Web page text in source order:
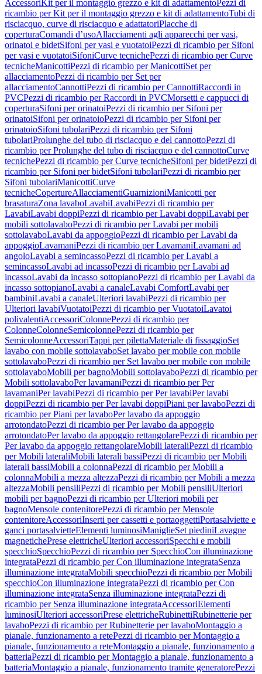
AccessoriKit per il montaggio grezzo e kit di adattamentoPezzi di
ricambio per Kit per il montaggio grezzo e kit di adattamentoTubi di
risciacquo, curve di risciacquo e adattatoriPlacche di
coperturaComandi d’usoAllacciamenti agli apparecchi per vasi,
orinatoi e bidetSifoni per vasi e vuotatoiPezzi di ricambio per Sifoni
per vasi e vuotatoiSifoniCurve tecnichePezzi di ricambio per Curve
tecnicheManicottiPezzi di ricambio per ManicottiSet per
allacciamentoPezzi di ricambio per Set per
allacciamentoCannottiPezzi di ricambio per CannottiRaccordi in
PVCPezzi di ricambio per Raccordi in PVCMorsetti e cappucci di
coperturaSifoni per orinatoiPezzi di ricambio per Sifoni per
orinatoiSifoni per orinatoioPezzi di ricambio per Sifoni per
orinatoioSifoni tubolariPezzi di ricambio per Sifoni
tubolariProlunghe del tubo di risciacquo e del cannottoPezzi di
ricambio per Prolunghe del tubo di risciacquo e del cannottoCurve
tecnichePezzi di ricambio per Curve tecnicheSifoni per bidetPezzi di
ricambio per Sifoni per bidetSifoni tubolariPezzi di ricambio per
Sifoni tubolariManicottiCurve
tecnicheCopertureAllacciamentiGuarnizioniManicotti per
brasaturaZona lavaboLavabiLavabiPezzi di ricambio per
LavabiLavabi doppiPezzi di ricambio per Lavabi doppiLavabi per
mobili sottolavaboPezzi di ricambio per Lavabi per mobili
sottolavaboLavabi da appoggioPezzi di ricambio per Lavabi da
appoggioLavamaniPezzi di ricambio per LavamaniLavamani ad
angoloLavabi a semincassoPezzi di ricambio per Lavabi a
semincassoLavabi ad incassoPezzi di ricambio per Lavabi ad
incassoLavabi da incasso sottopianoPezzi di ricambio per Lavabi da
incasso sottopianoLavabi a canaleLavabi ComfortLavabi per
bambiniLavabi a canaleUlteriori lavabiPezzi di ricambio per
Ulteriori lavabiVuotatoiPezzi di ricambio per VuotatoiLavatoi
polivalentiAccessoriColonnePezzi di ricambio per
ColonneColonneSemicolonnePezzi di ricambio per
SemicolonneAccessoriTappi per pilettaMateriale di fissaggioSet
lavabo con mobile sottolavaboSet lavabo per mobile con mobile
sottolavaboPezzi di ricambio per Set lavabo per mobile con mobile
sottolavaboMobili per bagnoMobili sottolavaboPezzi di ricambio per
Mobili sottolavaboPer lavamaniPezzi di ricambio per Per
lavamaniPer lavabiPezzi di ricambio per Per lavabiPer lavabi
doppiPezzi di ricambio per Per lavabi doppiPiani per lavaboPezzi di
ricambio per Piani per lavaboPer lavabo da appoggio
arrotondatoPezzi di ricambio per Per lavabo da appoggio
arrotondatoPer lavabo da appoggio rettangolarePezzi di ricambio per
Per lavabo da appoggio rettangolareMobili lateraliPezzi di ricambio
per Mobili lateraliMobili laterali bassiPezzi di ricambio per Mobili
laterali bassiMobili a colonnaPezzi di ricambio per Mobili a
colonnaMobili a mezza altezzaPezzi di ricambio per Mobili a mezza
altezzaMobili pensiliPezzi di ricambio per Mobili pensiliUlteriori
mobili per bagnoPezzi di ricambio per Ulteriori mobili per
bagnoMensole contenitorePezzi di ricambio per Mensole
contenitoreAccessoriInserti per cassetti e portaoggettiPortasalviette e
ganci portasalvietteElementi luminosiManiglieSet piediniLavagne
magnetichePrese elettricheUlteriori accessoriSpecchi e mobili
specchioSpecchioPezzi di ricambio per SpecchioCon illuminazione
integrataPezzi di ricambio per Con illuminazione integrataSenza
illuminazione integrataMobili specchioPezzi di ricambio per Mobili
specchioCon illuminazione integrataPezzi di ricambio per Con
illuminazione integrataSenza illuminazione integrataPezzi di
ricambio per Senza illuminazione integrataAccessoriElementi
luminosiUlteriori accessoriPrese elettricheRubinettiRubinetterie per
lavaboPezzi di ricambio per Rubinetterie per lavaboMontaggio a
pianale, funzionamento a retePezzi di ricambio per Montaggio a
pianale, funzionamento a reteMontaggio a pianale, funzionamento a
batteriaPezzi di ricambio per Montaggio a pianale, funzionamento a
batteriaMontaggio a pianale, funzionamento tramite generatorePezzi